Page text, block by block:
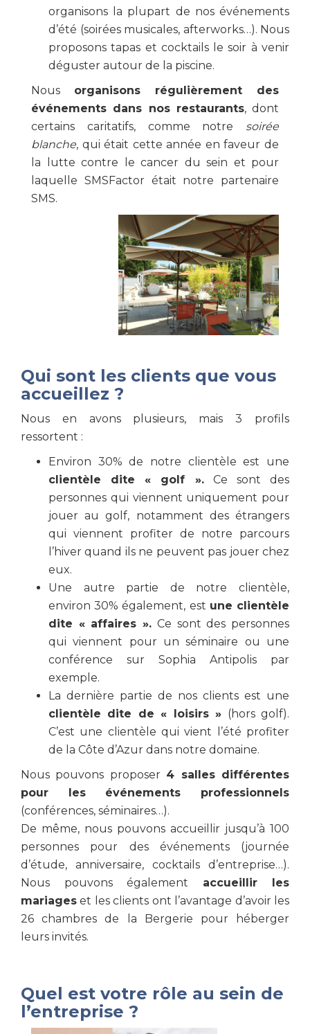
organisons la plupart de nos événements
d’été (soirées musicales, afterworks…). Nous
proposons tapas et cocktails le soir à venir
déguster autour de la piscine.
Nous organisons régulièrement des
événements dans nos restaurants, dont
certains caritatifs, comme notre soirée
blanche, qui était cette année en faveur de
la lutte contre le cancer du sein et pour
laquelle SMSFactor était notre partenaire
SMS.
Qui sont les clients que vous
accueillez ?
Nous en avons plusieurs, mais 3 profils
ressortent :
Environ 30% de notre clientèle est une
clientèle dite « golf ».Ce sont des
personnes qui viennent uniquement pour
jouer au golf, notamment des étrangers
qui viennent profiter de notre parcours
l’hiver quand ils ne peuvent pas jouer chez
eux.
Une autre partie de notre clientèle,
environ 30% également, est une clientèle
dite « affaires ». Ce sont des personnes
qui viennent pour un séminaire ou une
conférence sur Sophia Antipolis par
exemple.
La dernière partie de nos clients est une
clientèle dite de « loisirs » (hors golf).
C’est une clientèle qui vient l’été profiter
de la Côte d’Azur dans notre domaine.
Nous pouvons proposer 4 salles différentes
pour les événements professionnels
(conférences, séminaires…).
De même, nous pouvons accueillir jusqu’à 100
personnes pour des événements (journée
d’étude, anniversaire, cocktails d’entreprise…).
Nous pouvons également accueillir les
mariages et les clients ont l’avantage d’avoir les
26 chambres de la Bergerie pour héberger
leurs invités.
Quel est votre rôle au sein de
l’entreprise ?